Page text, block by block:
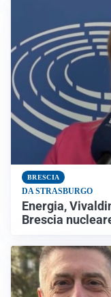
BRESCIA
DA STRASBURGO
Energia,
Brescia